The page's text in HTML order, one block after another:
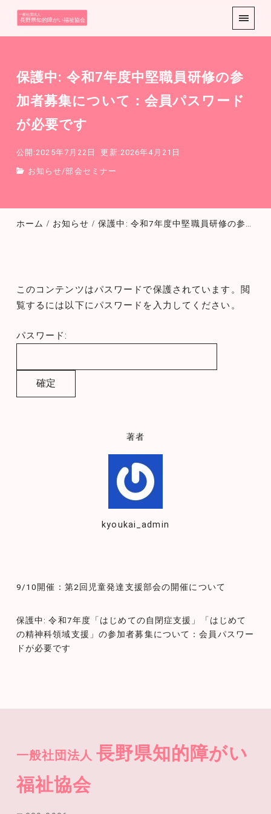
ようこそ展覧会
保護中: 令和7年度中堅職員研修の参
加者募集について：会員パスワード
が必要です
公開:2025年7月22日 更新:2026年4月21日
お知らせ/部会セミナー
ホーム お知らせ 保護中: 令和7年度中堅職員研修の参加者募集について：会員パスワードが必要です
このコンテンツはパスワードで保護されています。閲
覧するには以下にパスワードを入力してください。
パスワード:
著者
kyoukai_admin
ナ
ビ
9/10開催：第2回児童発達支援部会の開催について
保護中: 令和7年度「はじめての自閉症支援」「はじめて
の精神科領域支援」の参加者募集について：会員パスワー
ドが必要です
一般社団法人 長野県知的障がい
福祉協会